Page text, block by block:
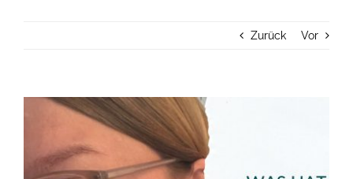
Zurück Vor
Zeige